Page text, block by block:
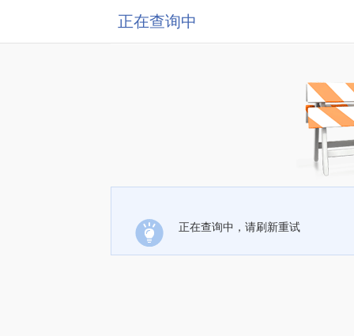
正在查询中
正在查询中，请刷新重试